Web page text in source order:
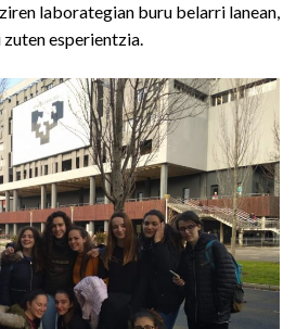
laborategian buru belarri lanean,
esperientzia.